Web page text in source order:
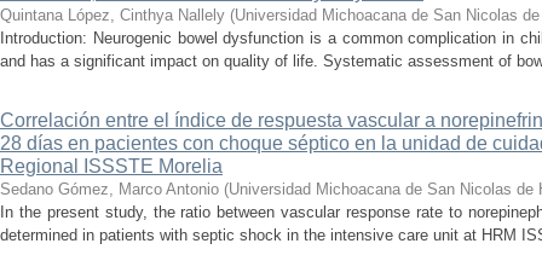
Quintana López, Cinthya Nallely (Universidad Michoacana de San Nicolas
Introduction: Neurogenic bowel dysfunction is a common complication in
and has a significant impact on quality of life. Systematic assessment of
Correlación entre el índice de respuesta vascular a
28 días en pacientes con choque séptico en la unidad de
Regional ISSSTE Morelia
Sedano Gómez, Marco Antonio (Universidad Michoacana de San Nicolas de
In the present study, the ratio between vascular response rate to
determined in patients with septic shock in the intensive care unit at HRM